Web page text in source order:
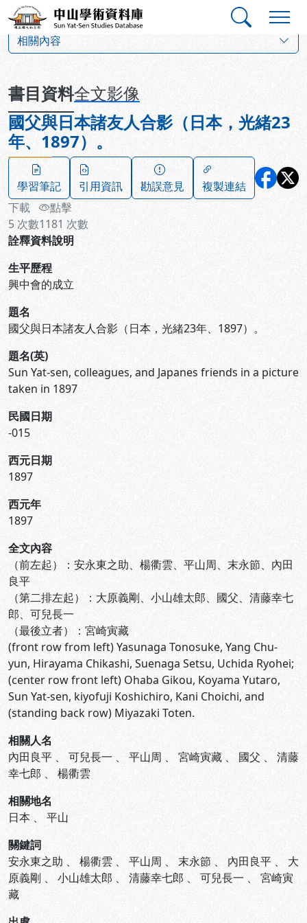
跳到主要內容
中山學術資料庫
相關內容
書目資料全文影像
國父與日本諸友人合影（日本，光緒23
年、1897）。
學習筆記 引用資訊 勘誤意見
複製連結
下載
5 次數
點擊
1181 次數
詮釋資料說明
生平歷程
興中會的成立
題名
國父與日本諸友人合影（日本，光緒23年、1897）。
題名(英)
Sun Yat-sen, colleagues, and Japanes friends in a picture
taken in 1897
民國日期
-015
西元日期
1897
西元年
1897
全文內容
（前左起）：安永東之助、楊衢雲、平山周、末永節、內田
良平
（第二排左起）：大原義剛、小山雄太郎、國父、清藤幸七
郎、可兒長一
（最後立者）：宮崎寅藏
(front row from left) Yasunaga Tonosuke, Yang Chu-
yun, Hirayama Chikashi, Suenaga Setsu, Uchida Ryohei;
(center row front left) Ohaba Gikou, Koyama Yutaro,
Sun Yat-sen, kiyofuji Koshichiro, Kani Choichi, and
(standing back row) Miyazaki Toten.
相關人名
內田良平 、 可兒長一 、 平山周 、 宮崎寅藏 、 國父 、 清藤
幸七郎 、 楊衢雲
相關地名
日本 、 平山
關鍵詞
安永東之助 、 楊衢雲 、 平山周 、 末永節 、 內田良平 、 大
原義剛 、 小山雄太郎 、 清藤幸七郎 、 可兒長一 、 宮崎寅
藏